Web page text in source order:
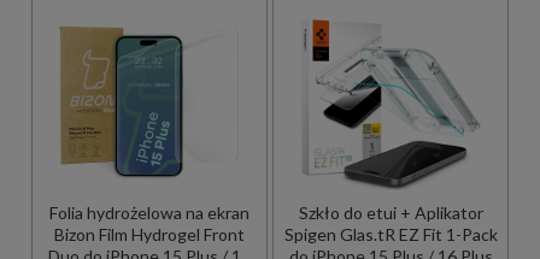
Folia hydrożelowa na ekran
Bizon Film Hydrogel Front
Szkło do etui + Aplikator
Spigen Glas.tR EZ Fit 1-Pack